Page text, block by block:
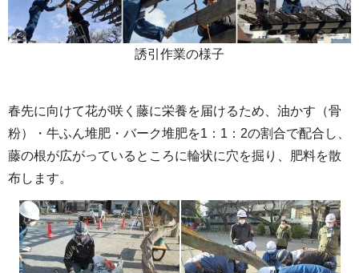
誘引作業の様子
春先に向けて花が咲く藤に栄養を届けるため、油かす（骨
粉）・牛ふん堆肥・バーク堆肥を1：1：2の割合で配合し、
藤の根が広がっているところに輪状に穴を掘り、肥料を散
布します。